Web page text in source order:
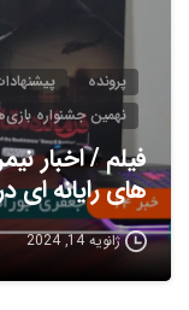
پرونده
نهمین جشنواره
های رایانه ای
ژانویه 14, 2024